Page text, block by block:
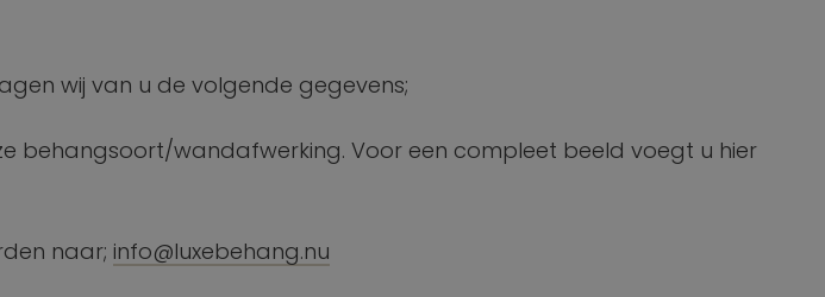
wij van u de volgende gegevens;
behangsoort/wandafwerking. Voor een compleet beeld voegt u hier
naar; info@luxebehang.nu